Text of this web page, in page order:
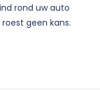
rond uw auto
geen kans.